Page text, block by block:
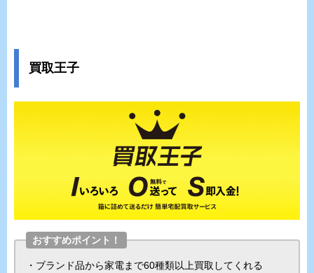
買取王子
おすすめポイント！
・ブランド品から家電まで60種類以上買取してくれる